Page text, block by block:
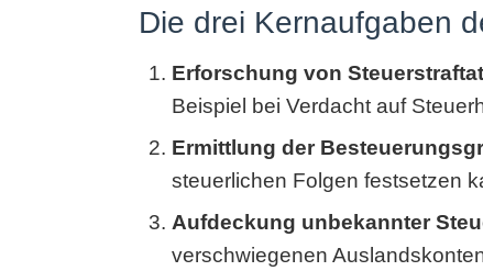
Die drei Kernaufgaben
Erforschung von
Beispiel bei Verdacht auf
Ermittlung der
steuerlichen Folgen festsetzen
Aufdeckung unbekannter
verschwiegenen